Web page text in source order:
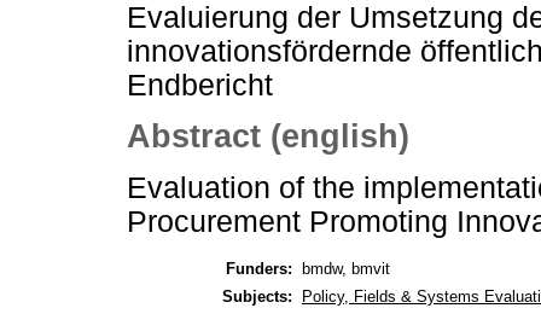
Evaluierung der Umsetzung
innovationsfördernde
Endbericht
Abstract (english)
Evaluation of the
Procurement Promoting
Funders:
bmdw, bmvit
Subjects:
Policy, Fields & Systems